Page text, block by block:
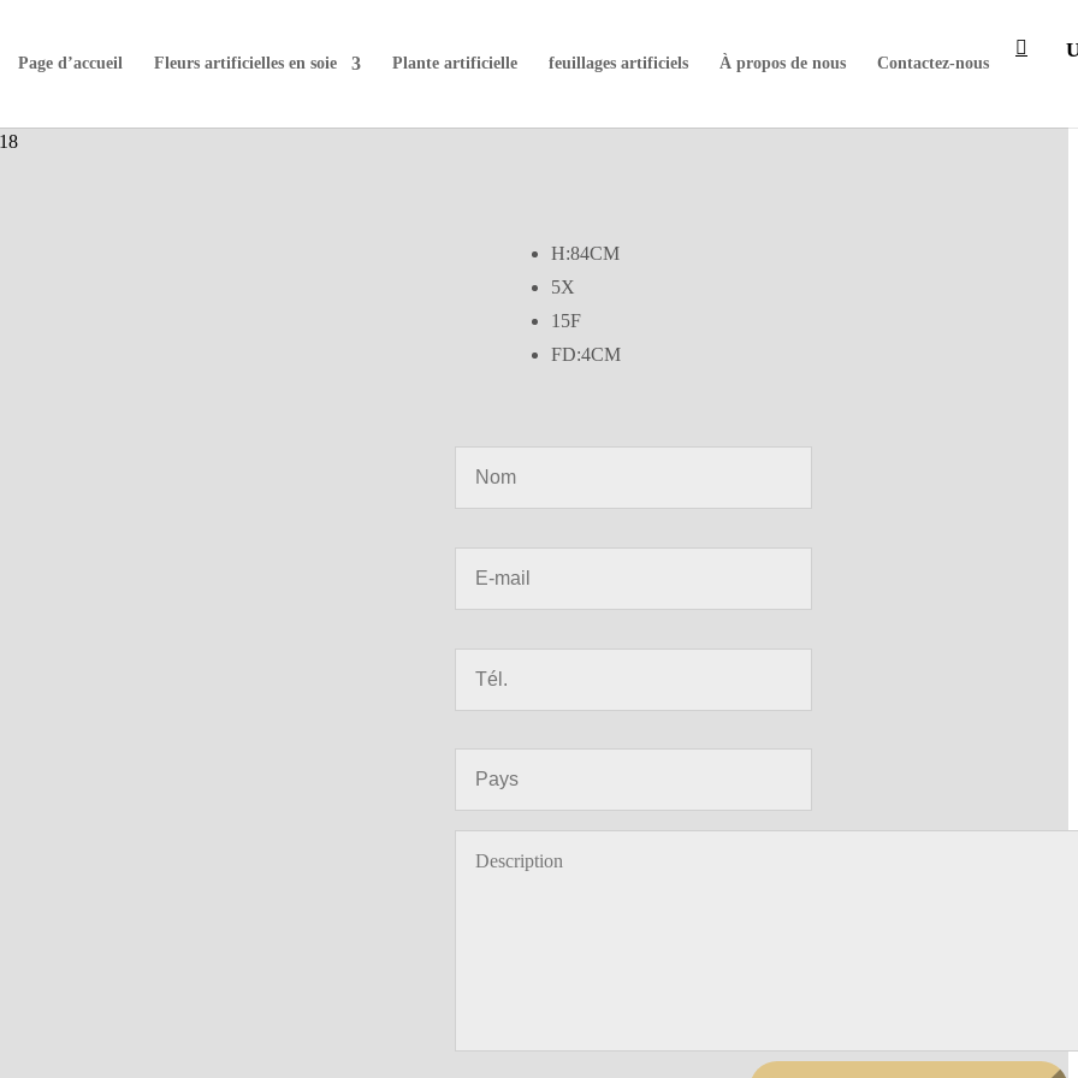
Page d’accueil Fleurs artificielles en soie Plante artificielle feuillages artificiels À propos de nous Contactez-nous
H:84CM
5X
15F
FD:4CM